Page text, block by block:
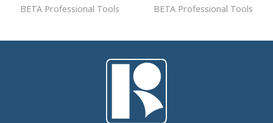
4,173.00 ฿.3,550.00 ฿.
BETA Professional Tools
19,046.00 ฿.
BETA Professional Tools